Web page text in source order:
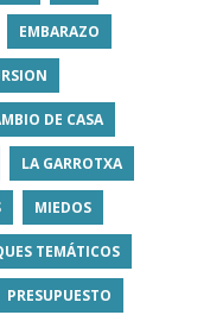
EMBARAZO
DE CASA
LA GARROTXA
MIEDOS
TEMÁTICOS
PRESUPUESTO